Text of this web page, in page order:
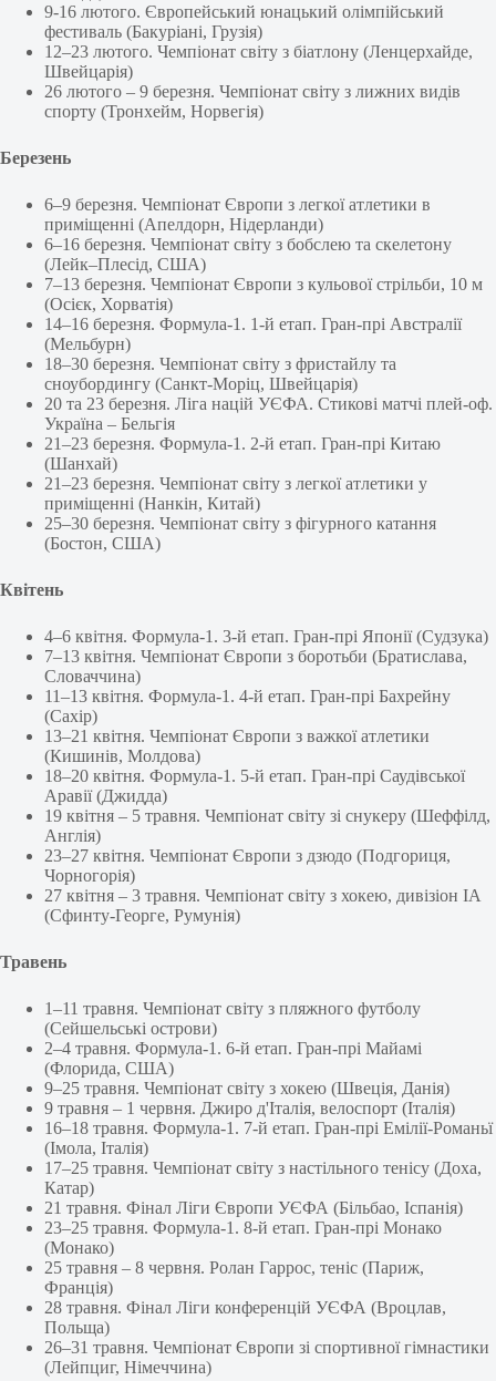
9-16 лютого. Європейський юнацький олімпійський
фестиваль (Бакуріані, Грузія)
12–23 лютого. Чемпіонат світу з біатлону (Ленцерхайде,
Швейцарія)
26 лютого – 9 березня. Чемпіонат світу з лижних видів
спорту (Тронхейм, Норвегія)
Березень
6–9 березня. Чемпіонат Європи з легкої атлетики в
приміщенні (Апелдорн, Нідерланди)
6–16 березня. Чемпіонат світу з бобслею та скелетону
(Лейк–Плесід, США)
7–13 березня. Чемпіонат Європи з кульової стрільби, 10 м
(Осієк, Хорватія)
14–16 березня. Формула-1. 1-й етап. Гран-прі Австралії
(Мельбурн)
18–30 березня. Чемпіонат світу з фристайлу та
сноубордингу (Санкт-Моріц, Швейцарія)
20 та 23 березня. Ліга націй УЄФА. Стикові матчі плей-оф.
Україна – Бельгія
21–23 березня. Формула-1. 2-й етап. Гран-прі Китаю
(Шанхай)
21–23 березня. Чемпіонат світу з легкої атлетики у
приміщенні (Нанкін, Китай)
25–30 березня. Чемпіонат світу з фігурного катання
(Бостон, США)
Квітень
4–6 квітня. Формула-1. 3-й етап. Гран-прі Японії (Судзука)
7–13 квітня. Чемпіонат Європи з боротьби (Братислава,
Словаччина)
11–13 квітня. Формула-1. 4-й етап. Гран-прі Бахрейну
(Сахір)
13–21 квітня. Чемпіонат Європи з важкої атлетики
(Кишинів, Молдова)
18–20 квітня. Формула-1. 5-й етап. Гран-прі Саудівської
Аравії (Джидда)
19 квітня – 5 травня. Чемпіонат світу зі снукеру (Шеффілд,
Англія)
23–27 квітня. Чемпіонат Європи з дзюдо (Подгориця,
Чорногорія)
27 квітня – 3 травня. Чемпіонат світу з хокею, дивізіон IA
(Сфинту-Георге, Румунія)
Травень
1–11 травня. Чемпіонат світу з пляжного футболу
(Сейшельські острови)
2–4 травня. Формула-1. 6-й етап. Гран-прі Майамі
(Флорида, США)
9–25 травня. Чемпіонат світу з хокею (Швеція, Данія)
9 травня – 1 червня. Джиро д'Італія, велоспорт (Італія)
16–18 травня. Формула-1. 7-й етап. Гран-прі Емілії-Романьї
(Імола, Італія)
17–25 травня. Чемпіонат світу з настільного тенісу (Доха,
Катар)
21 травня. Фінал Ліги Європи УЄФА (Більбао, Іспанія)
23–25 травня. Формула-1. 8-й етап. Гран-прі Монако
(Монако)
25 травня – 8 червня. Ролан Гаррос, теніс (Париж,
Франція)
28 травня. Фінал Ліги конференцій УЄФА (Вроцлав,
Польща)
26–31 травня. Чемпіонат Європи зі спортивної гімнастики
(Лейпциг, Німеччина)